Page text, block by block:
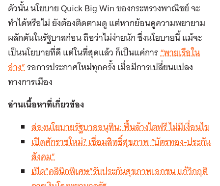
ดัวนั้น นโยบาย Quick Big Win ของกระทรวงพาณิชย์ จะ
ทำได้หรือไม่ ยังต้องติดตามดู แต่หากย้อนดูความพยายาม
ผลักดันในรัฐบาลก่อน ถือว่าไม่ง่ายนัก ซึ่งนโยบายนี้ แม้จะ
เป็นนโยบายที่ดี แต่ในที่สุดแล้ว ก็เป็นแค่การ“พายเรือใน
อ่าง”รอการประกาศใหม่ทุกครั้ง เมื่อมีการเปลี่ยนแปลง
ทางการเมือง
อ่านเนื้อหาที่เกี่ยวข้อง
ส่องนโยบายรัฐบาลอนุทิน: ฟื้นล้างไตฟรี ไม่มีเงื่อนไข
เปิดศักราชใหม่? เชื่อมสิทธิ์สุขภาพ “บัตรทอง-ประกัน
สังคม”
เปิด”คลินิกพิเศษ”รับประกันสุขภาพเอกชน แก้วิกฤติ